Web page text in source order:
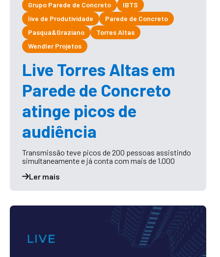
Grupo Parede de Concreto
IBTS
live de Produtividade
Parede de Concreto
Pasqua&Graziano
Torres Altas
Wendler Projetos
Live Torres Altas em
Parede de Concreto
atinge picos de
audiência
Transmissão teve picos de 200 pessoas assistindo
simultaneamente e já conta com mais de 1.000
Ler mais